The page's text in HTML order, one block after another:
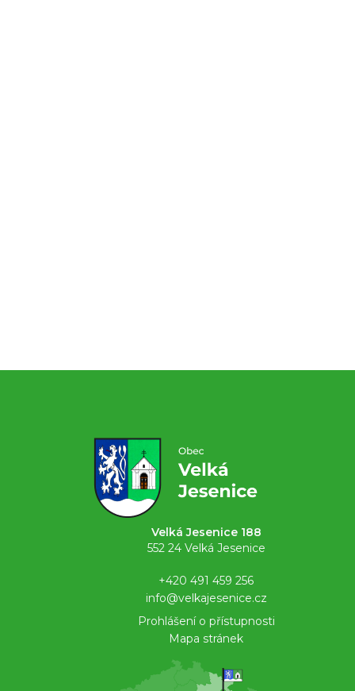
Velká Jesenice 188
552 24 Velká Jesenice
+420 491 459 256
info@velkajesenice.cz
Prohlášení o přístupnosti
Mapa stránek